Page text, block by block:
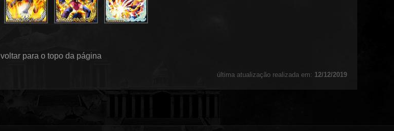
voltar para o topo da página
última atualização realizada em: 12/12/2019